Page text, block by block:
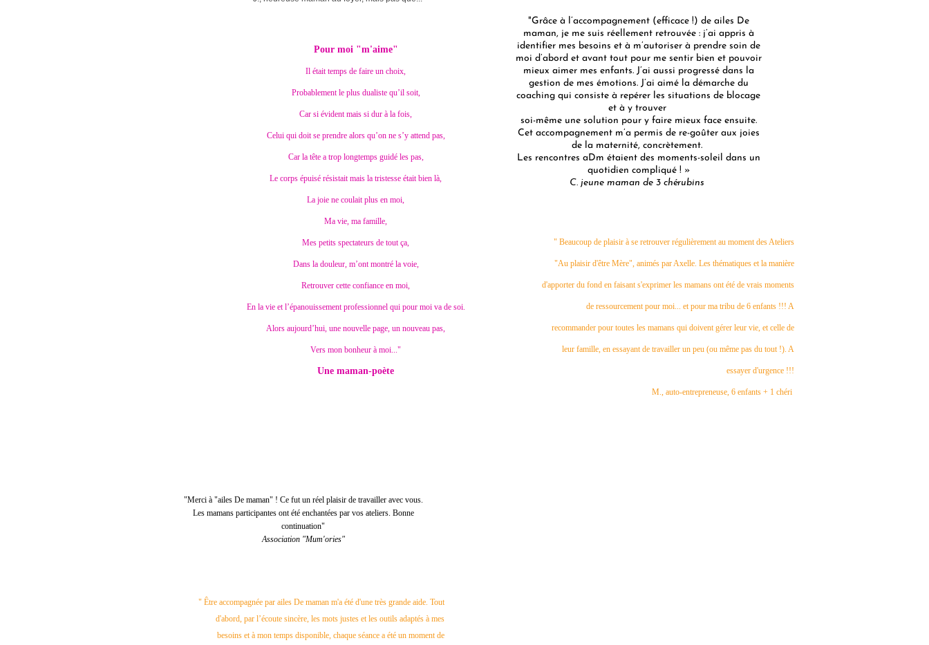
"Merci à "ailes De maman" ! Ce fut un réel plaisir de travailler avec vous.
Les mamans participantes ont été enchantées par vos ateliers. Bonne
continuation"
Association "Mum'ories"
" Être accompagnée par ailes De maman m'a été d'une très grande aide. Tout
d'abord, par l’écoute sincère, les mots justes et les outils adaptés à mes
besoins et à mon temps disponible, chaque séance a été un moment de
Pour moi "m'aime"
Il était temps de faire un choix,
Probablement le plus dualiste qu’il soit,
Car si évident mais si dur à la fois,
Celui qui doit se prendre alors qu’on ne s’y attend pas,
Car la tête a trop longtemps guidé les pas,
Le corps épuisé résistait mais la tristesse était bien là,
La joie ne coulait plus en moi,
Ma vie, ma famille,
Mes petits spectateurs de tout ça,
Dans la douleur, m’ont montré la voie,
Retrouver cette confiance en moi,
En la vie et l’épanouissement professionnel qui pour moi va de soi.
Alors aujourd’hui, une nouvelle page, un nouveau pas,
Vers mon bonheur à moi..."
Une maman-poète
"Grâce à l’accompagnement (efficace !) de ailes De
maman, je me suis réellement retrouvée : j’ai appris à
identifier mes besoins et à m’autoriser à prendre soin de
moi d’abord et avant tout pour me sentir bien et pouvoir
mieux aimer mes enfants. J’ai aussi progressé dans la
gestion de mes émotions. J’ai aimé la démarche du
coaching qui consiste à repérer les situations de blocage
et à y trouver
soi-même une solution pour y faire mieux face ensuite.
Cet accompagnement m’a permis de re-goûter aux joies
de la maternité, concrètement.
Les rencontres aDm étaient des moments-soleil dans un
quotidien compliqué ! »
C. jeune maman de 3 chérubins
" Beaucoup de plaisir à se retrouver régulièrement au moment des Ateliers
"Au plaisir d'être Mère", animés par Axelle. Les thématiques et la manière
d'apporter du fond en faisant s'exprimer les mamans ont été de vrais moments
de ressourcement pour moi... et pour ma tribu de 6 enfants !!! A
recommander pour toutes les mamans qui doivent gérer leur vie, et celle de
leur famille, en essayant de travailler un peu (ou même pas du tout !). A
essayer d'urgence !!!
M., auto-entrepreneuse, 6 enfants + 1 chéri